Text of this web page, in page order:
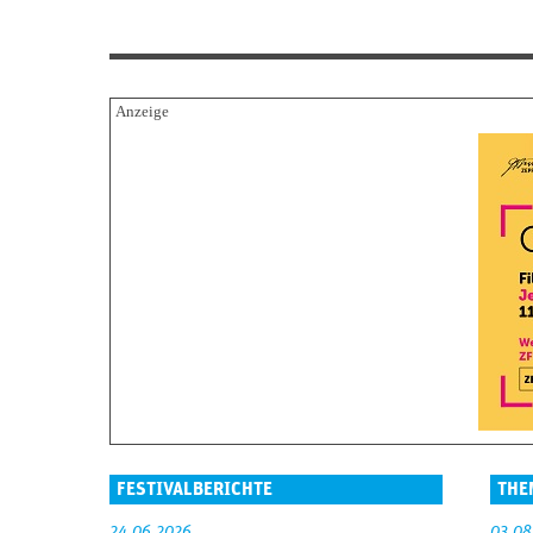
FESTIVALBERICHTE